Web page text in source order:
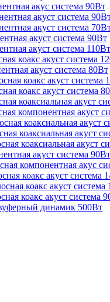
акус система 90Вт
акуст система
акуст система
акуст система 90Вт
акуст система 110Вт
коакс акуст система
акуст система 80Вт
коакс акуст система
коакс акуст система
коаксиальная акуст
компонентная акуст
коаксиальная акуст
коаксиальная акуст
коаксиальная акуст
акуст система 90Вт
компонентная акус
коакс акуст система
коакс акуст система
коакс акуст система
динамик 500Вт